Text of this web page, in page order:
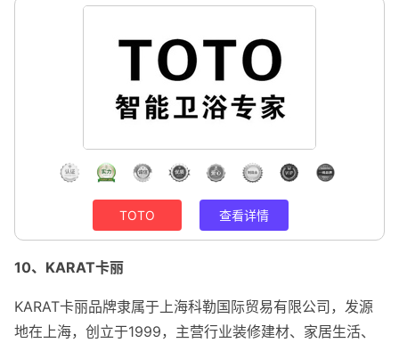
TOTO 查看详情
10、KARAT卡丽
KARAT卡丽品牌隶属于上海科勒国际贸易有限公司，发源
地在上海，创立于1999，主营行业装修建材、家居生活、